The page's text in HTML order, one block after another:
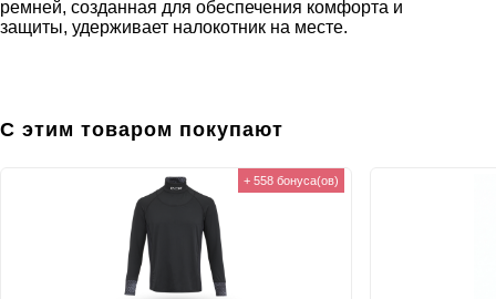
ремней, созданная для обеспечения комфорта и
защиты, удерживает налокотник на месте.
С этим товаром покупают
+ 558 бонуса(ов)